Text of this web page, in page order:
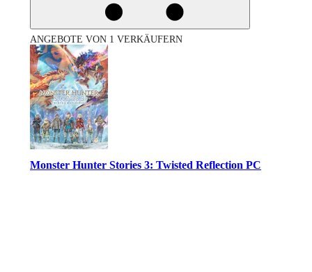
ANGEBOTE VON 1 VERKÄUFERN
Monster Hunter Stories 3: Twisted Reflection PC